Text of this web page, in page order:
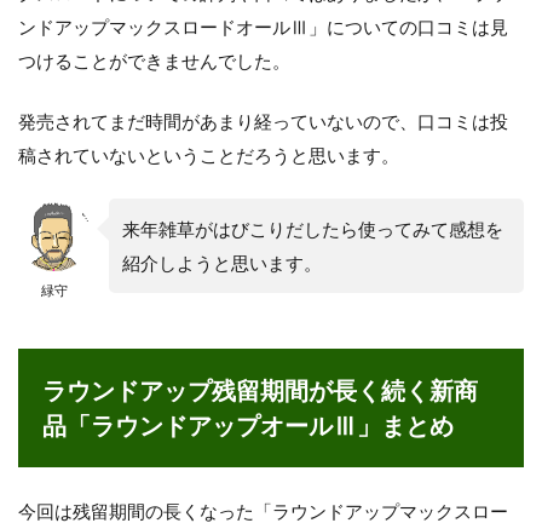
ンドアップマックスロードオールⅢ」についての口コミは見
つけることができませんでした。
発売されてまだ時間があまり経っていないので、口コミは投
稿されていないということだろうと思います。
緑守
来年雑草がはびこりだしたら使ってみて感想を
紹介しようと思います。
ラウンドアップ残留期間が長く続く新商
品「ラウンドアップオールⅢ」まとめ
今回は残留期間の長くなった「ラウンドアップマックスロー